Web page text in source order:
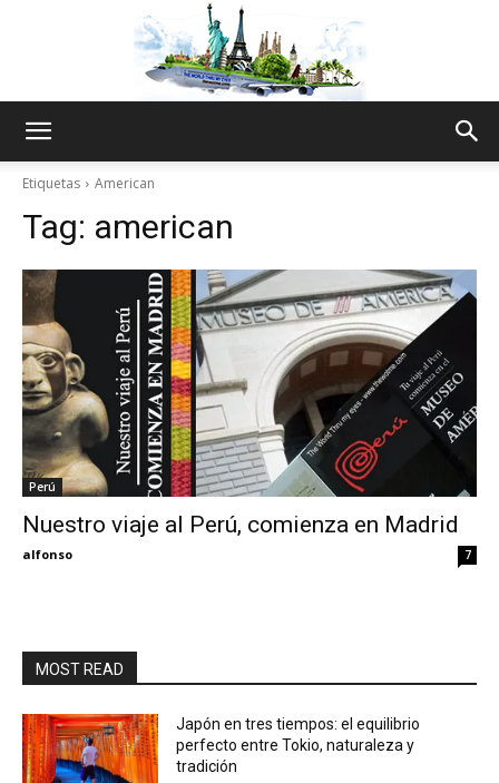
Thru
My
Etiquetas American
Tag: american
Perú
Nuestro viaje al Perú, comienza en Madrid
alfonso 7
MOST READ
Japón en tres tiempos: el equilibrio
perfecto entre Tokio, naturaleza y
tradición